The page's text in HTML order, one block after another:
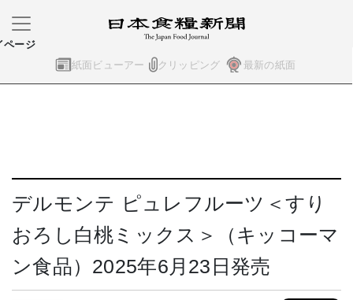
紙面ビューアー クリッピング 最新の紙面
ページ
デルモンテ ピュレフルーツ＜すり
おろし白桃ミックス＞（キッコーマ
ン食品）2025年6月23日発売